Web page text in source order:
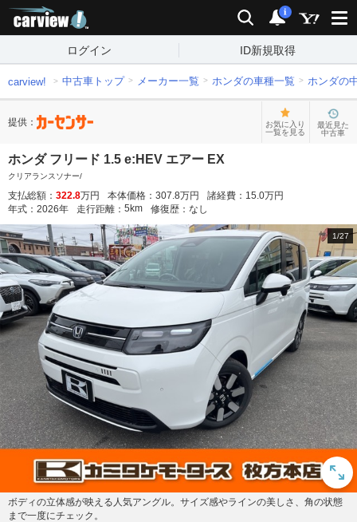
検索 通知
i
ログイン ID新規取得
carview! 中古車トップ メーカー一覧 ホンダの車種一覧 ホンダの
提供：
お気に入り
一覧を見る
最近見た
中古車
ホンダ フリード 1.5 e:HEV エアー EX
クリアランスソナー/
支払総額： 322.8万円 本体価格： 307.8万円 諸経費： 15.0万円
年式： 2026年 走行距離： 5 km 修復歴： なし
1/27
ボディの立体感が映える人気アングル。サイズ感やラインの美しさ、角の状態
まで一度にチェック。